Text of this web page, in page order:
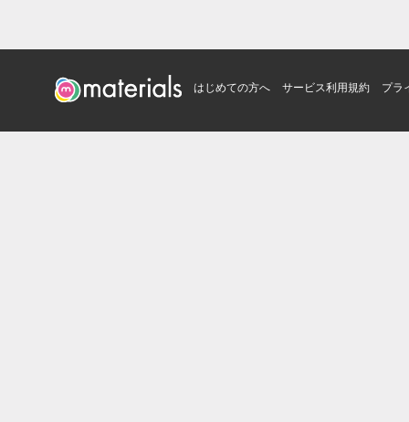
はじめての方へ サービス利用規約 プラ